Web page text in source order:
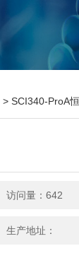
> SCI340-ProA
访问量：642
生产地址：